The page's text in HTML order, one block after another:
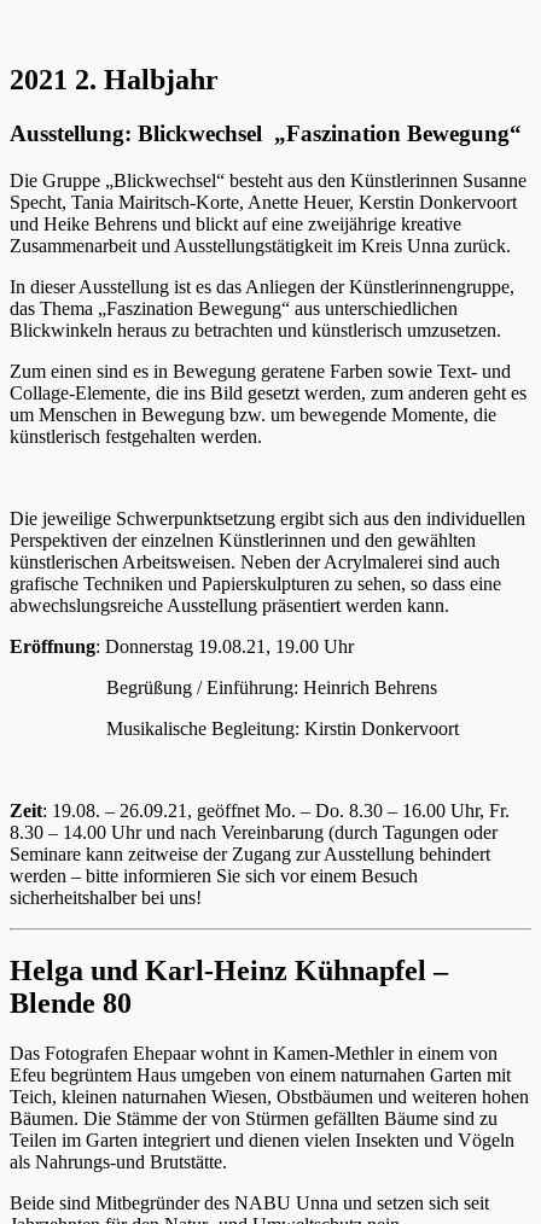
2021 2. Halbjahr
Ausstellung: Blickwechsel „Faszination Bewegung“
Die Gruppe „Blickwechsel“ besteht aus den Künstlerinnen Susanne
Specht, Tania Mairitsch-Korte, Anette Heuer, Kerstin Donkervoort
und Heike Behrens und blickt auf eine zweijährige kreative
Zusammenarbeit und Ausstellungstätigkeit im Kreis Unna zurück.
In dieser Ausstellung ist es das Anliegen der Künstlerinnengruppe,
das Thema „Faszination Bewegung“ aus unterschiedlichen
Blickwinkeln heraus zu betrachten und künstlerisch umzusetzen.
Zum einen sind es in Bewegung geratene Farben sowie Text- und
Collage-Elemente, die ins Bild gesetzt werden, zum anderen geht es
um Menschen in Bewegung bzw. um bewegende Momente, die
künstlerisch festgehalten werden.
Die jeweilige Schwerpunktsetzung ergibt sich aus den individuellen
Perspektiven der einzelnen Künstlerinnen und den gewählten
künstlerischen Arbeitsweisen. Neben der Acrylmalerei sind auch
grafische Techniken und Papierskulpturen zu sehen, so dass eine
abwechslungsreiche Ausstellung präsentiert werden kann.
Eröffnung: Donnerstag 19.08.21, 19.00 Uhr
Begrüßung / Einführung: Heinrich Behrens
Musikalische Begleitung: Kirstin Donkervoort
Zeit: 19.08. – 26.09.21, geöffnet Mo. – Do. 8.30 – 16.00 Uhr, Fr.
8.30 – 14.00 Uhr und nach Vereinbarung (durch Tagungen oder
Seminare kann zeitweise der Zugang zur Ausstellung behindert
werden – bitte informieren Sie sich vor einem Besuch
sicherheitshalber bei uns!
Helga und Karl-Heinz Kühnapfel –
Blende 80
Das Fotografen Ehepaar wohnt in Kamen-Methler in einem von
Efeu begrüntem Haus umgeben von einem naturnahen Garten mit
Teich, kleinen naturnahen Wiesen, Obstbäumen und weiteren hohen
Bäumen. Die Stämme der von Stürmen gefällten Bäume sind zu
Teilen im Garten integriert und dienen vielen Insekten und Vögeln
als Nahrungs-und Brutstätte.
Beide sind Mitbegründer des NABU Unna und setzen sich seit